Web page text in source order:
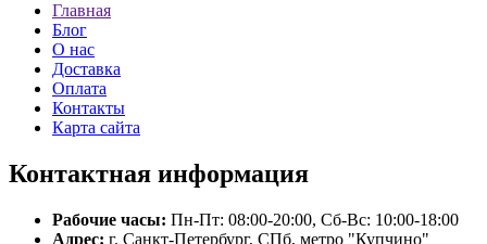
Главная
Блог
О нас
Доставка
Оплата
Контакты
Карта сайта
Контактная информация
Рабочие часы: Пн-Пт: 08:00-20:00, Сб-Вс: 10:00-18:00
Адрес: г. Санкт-Петербург, СПб, метро "Купчино"